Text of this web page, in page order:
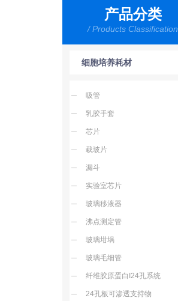
产品分类
/ Products Classification
细胞培养耗材
吸管
乳胶手套
芯片
载玻片
漏斗
实验室芯片
玻璃移液器
沸点测定管
玻璃坩埚
玻璃毛细管
纤维胶原蛋白I24孔系统
24孔板可渗透支持物